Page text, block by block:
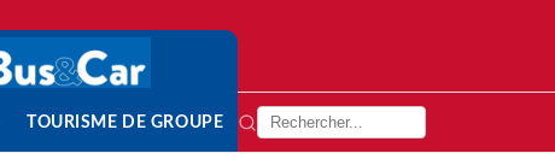
TOURISME DE GROUPE